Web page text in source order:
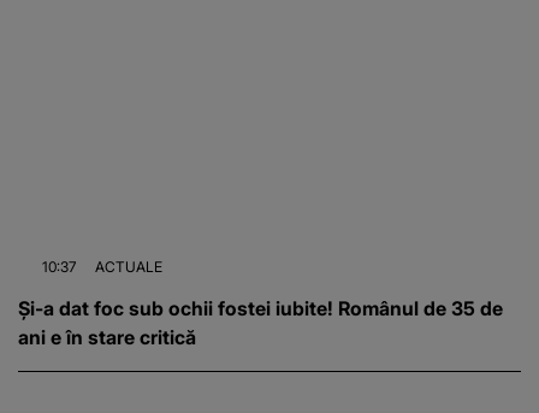
10:37 ACTUALE
Și-a dat foc sub ochii fostei iubite! Românul de 35 de
ani e în stare critică